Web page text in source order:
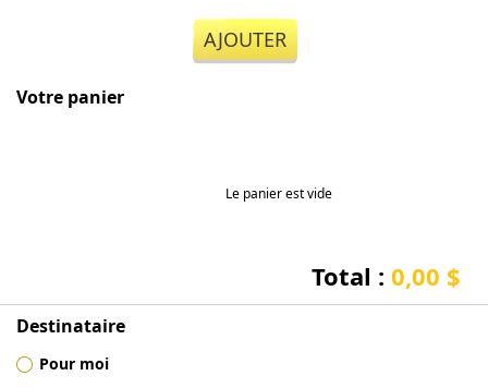
AJOUTER
Votre panier
Le panier est vide
Total : 0,00 $
Destinataire
Pour moi